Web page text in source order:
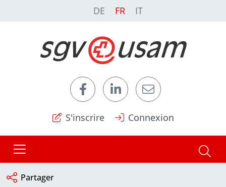
DE FR IT
S'inscrire Connexion
Partager